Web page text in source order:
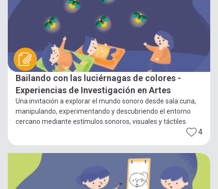
Bailando con las luciérnagas de colores -
Experiencias de Investigación en Artes
Una invitación a explorar el mundo sonoro desde sala cuna,
manipulando, experimentando y descubriendo el entorno
cercano mediante estímulos sonoros, visuales y táctiles.
4